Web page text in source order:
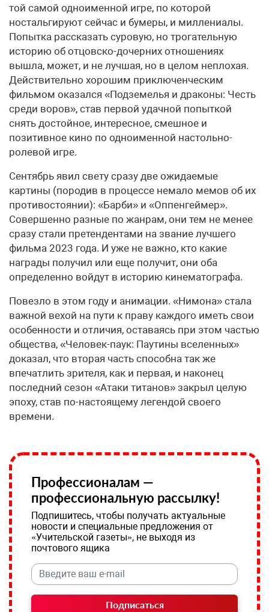
той самой одноименной игре, по которой
ностальгируют сейчас и бумеры, и миллениалы.
Попытка рассказать суровую, но трогательную
историю об отцовско-дочерних отношениях
вышла, может, и не лучшая, но в целом неплохая.
Действительно хорошим приключенческим
фильмом оказался «Подземелья и драконы: Честь
среди воров», став первой удачной попыткой
снять достойное, интересное, смешное и
позитивное кино по одноименной настольно-
ролевой игре.
Сентябрь явил свету сразу две ожидаемые
картины (породив в процессе немало мемов об их
противостоянии): «Барби» и «Оппенгеймер».
Совершенно разные по жанрам, они тем не менее
сразу стали претендентами на звание лучшего
фильма 2023 года. И уже не важно, кто какие
награды получил или еще получит, они оба
определенно войдут в историю кинематографа.
Повезло в этом году и анимации. «Нимона» стала
важной вехой на пути к праву каждого иметь свои
особенности и отличия, оставаясь при этом частью
общества, «Человек-паук: Паутины вселенных»
доказал, что вторая часть способна так же
впечатлить зрителя, как и первая, и наконец
последний сезон «Атаки титанов» закрыл целую
эпоху, став по-настоящему легендой своего
времени.
Профессионалам —
профессиональную рассылку!
Подпишитесь, чтобы получать актуальные
новости и специальные предложения от
«Учительской газеты», не выходя из
почтового ящика
Подписаться